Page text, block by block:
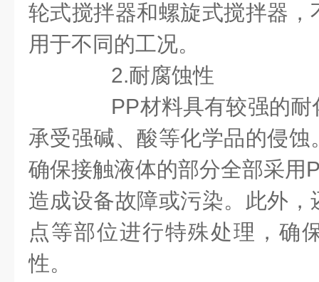
轮式搅拌器和螺旋式搅拌器
用于不同的工况。
2.耐腐蚀性
PP材料具有较强的耐
承受强碱、酸等化学品的侵
确保接触液体的部分全部采用
造成设备故障或污染。此外
点等部位进行特殊处理，确
性。